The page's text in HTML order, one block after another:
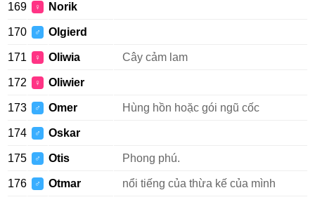
169 ♀ Norik
170 ♂ Olgierd
171 ♀ Oliwia Cây cảm lam
172 ♀ Oliwier
173 ♂ Omer Hùng hồn hoặc gói ngũ cốc
174 ♂ Oskar
175 ♂ Otis Phong phú.
176 ♂ Otmar nổi tiếng của thừa kế của mình